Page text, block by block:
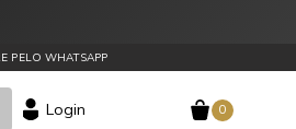
PELO WHATSAPP
Login 0